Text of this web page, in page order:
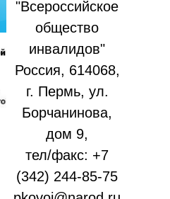
"Всероссийское
общество
инвалидов"
Россия, 614068,
г. Пермь, ул.
Борчанинова,
дом 9,
тел/факс: +7
(342) 244-85-75